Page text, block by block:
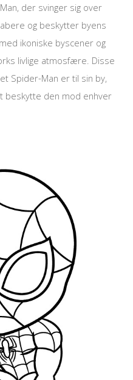
der svinger sig over
og beskytter byens
ikoniske byscener og
livlige atmosfære. Disse
Spider-Man er til sin by,
beskytte den mod enhver